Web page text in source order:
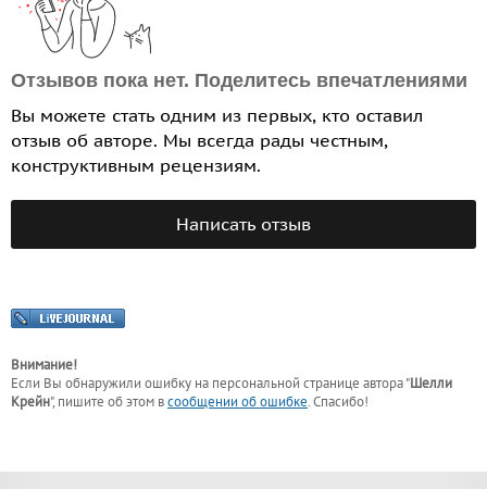
Отзывов пока нет. Поделитесь впечатлениями
Вы можете стать одним из первых, кто оставил
отзыв об авторе. Мы всегда рады честным,
конструктивным рецензиям.
Написать отзыв
Внимание!
Если Вы обнаружили ошибку на персональной странице автора "Шелли
Крейн", пишите об этом всообщении об ошибке. Спасибо!